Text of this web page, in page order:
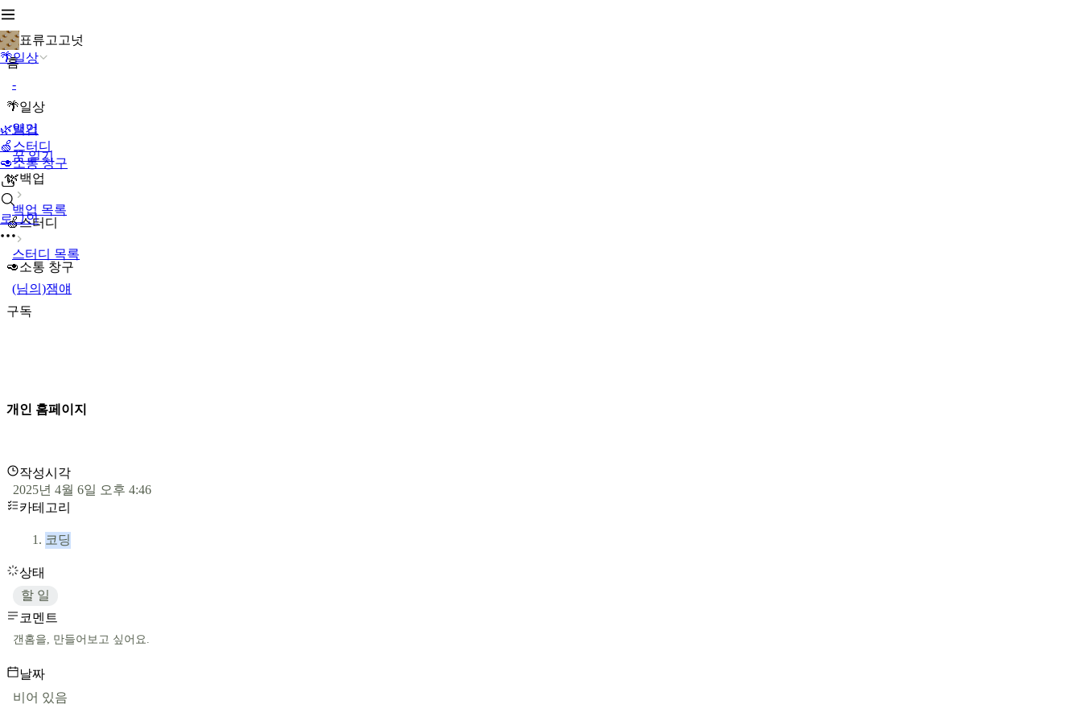
표류고고넛
🌴일상
🌿백업
🍏스터디
🥑소통 창구
로그인
홈
-
🌴일상
일기
꿈 일기
🌿백업
백업 목록
🍏스터디
스터디 목록
🥑소통 창구
(님의)잼얘
구독
개인 홈페이지
작성시각
2025년 4월 6일 오후 4:46
카테고리
코딩
상태
할 일
코멘트
갠홈을, 만들어보고 싶어요.
날짜
비어 있음